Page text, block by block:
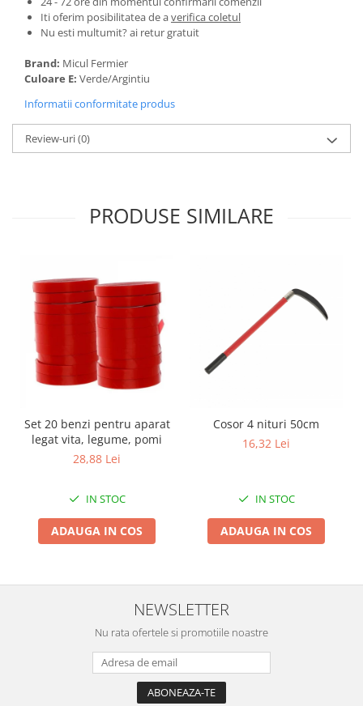
Zootehnie
Incubatoare, oparitoare si
Echipamente pentru animale
Aparate de tuns animale
Piese si accesorii aparate de tuns
animale
Tarcuri animale
Roabe & accesorii
Corturi, Prelate si plase de
umbrire
Lopeti zapada
Zdrobitoare si teascuri
Teascuri
Zdrobitoare electrice & manuale
Zdrobitoare manuale
Articole antidaunatori gradina
Sere si solarii
Suflante si aspiratoare exterior
Folie si plase pt plante
Masini de maturat manuale
Iti oferim posibilitatea de averifica coletul
Nu esti multumit? ai retur gratuit
Brand: Micul Fermier
Culoare E: Verde/Argintiu
Informatii conformitate produs
Review-uri(0)
PRODUSE SIMILARE
Set 20 benzi pentru aparat
legat vita, legume, pomi
28,88 Lei
IN STOC
ADAUGA IN COS
Cosor 4 nituri 50cm
16,32 Lei
IN STOC
ADAUGA IN COS
NEWSLETTER
Nu rata ofertele si promotiile noastre